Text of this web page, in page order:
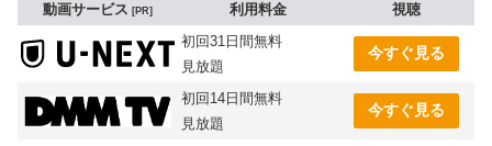
動画サービス PR 利用料金
視聴
初回31日間無料
見放題
今すぐ見る
初回14日間無料
見放題
今すぐ見る